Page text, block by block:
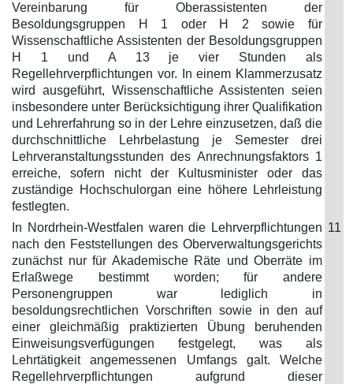
Vereinbarung für Oberassistenten der
Besoldungsgruppen H 1 oder H 2 sowie für
Wissenschaftliche Assistenten der Besoldungsgruppen
H 1 und A 13 je vier Stunden als
Regellehrverpflichtungen vor. In einem Klammerzusatz
wird ausgeführt, Wissenschaftliche Assistenten seien
insbesondere unter Berücksichtigung ihrer Qualifikation
und Lehrerfahrung so in der Lehre einzusetzen, daß die
durchschnittliche Lehrbelastung je Semester drei
Lehrveranstaltungsstunden des Anrechnungsfaktors 1
erreiche, sofern nicht der Kultusminister oder das
zuständige Hochschulorgan eine höhere Lehrleistung
festlegten.
In Nordrhein-Westfalen waren die Lehrverpflichtungen
nach den Feststellungen des Oberverwaltungsgerichts
zunächst nur für Akademische Räte und Oberräte im
Erlaßwege bestimmt worden; für andere
Personengruppen war lediglich in
besoldungsrechtlichen Vorschriften sowie in den auf
einer gleichmäßig praktizierten Übung beruhenden
Einweisungsverfügungen festgelegt, was als
Lehrtätigkeit angemessenen Umfangs galt. Welche
Regellehrverpflichtungen aufgrund dieser
11